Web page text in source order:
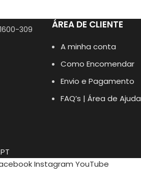
309
ÁREA DE CLIENTE
A minha conta
Como Encomendar
Envio e Pagamento
FAQ’s | Área de Ajuda
Instagram YouTube